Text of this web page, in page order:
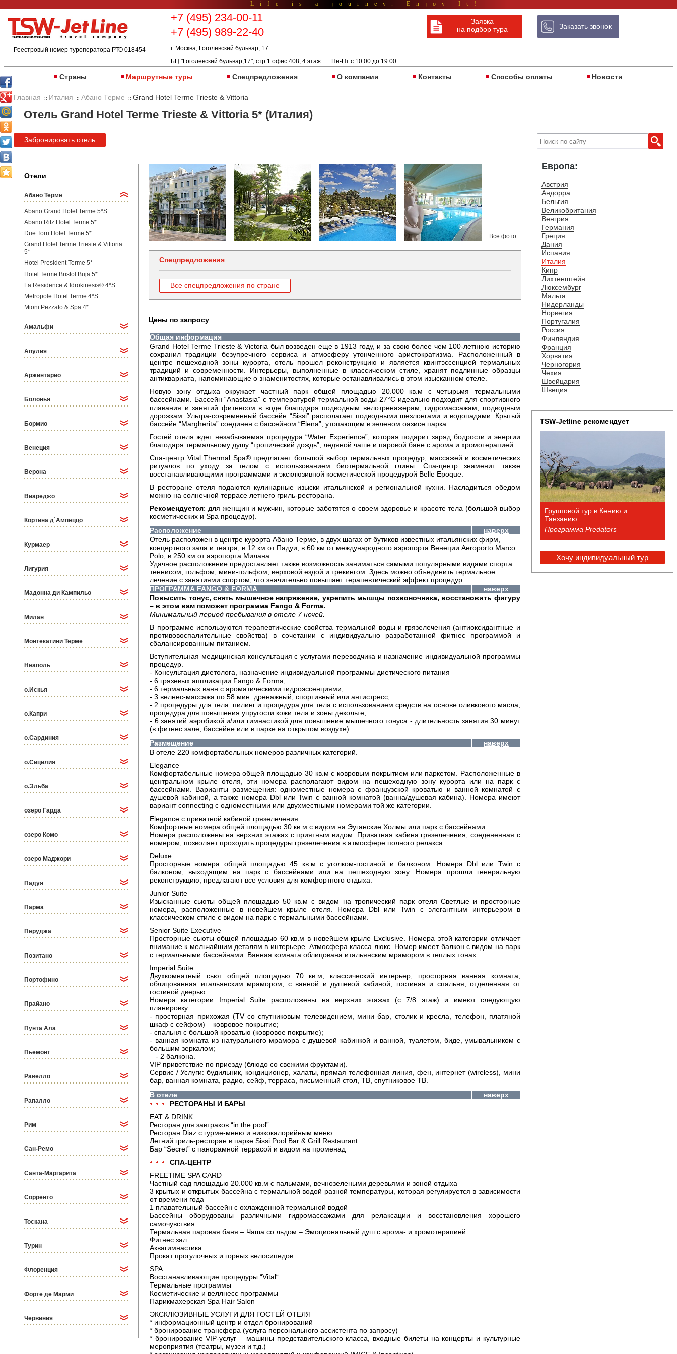
Life is a journey. Enjoy It!
Реестровый номер туроператора РТО 018454
+7 (495) 234-00-11
+7 (495) 989-22-40
г. Москва, Гоголевский бульвар, 17
БЦ "Гоголевский бульвар,17", стр.1 офис 408, 4 этаж Пн-Пт с 10:00 до 19:00
Заявка
на подбор тура
Заказать звонок
Страны Маршрутные туры Спецпредложения О компании Контакты Способы оплаты Новости
Главная :: Италия :: Абано Терме :: Grand Hotel Terme Trieste & Vittoria
Отель Grand Hotel Terme Trieste & Vittoria 5* (Италия)
Забронировать отель
Отели
Абано Терме
Abano Grand Hotel Terme 5*S
Abano Ritz Hotel Terme 5*
Due Torri Hotel Terme 5*
Grand Hotel Terme Trieste & Vittoria
5*
Hotel President Terme 5*
Hotel Terme Bristol Buja 5*
La Residence & Idrokinesis® 4*S
Metropole Hotel Terme 4*S
Mioni Pezzato & Spa 4*
Амальфи
Апулия
Аржинтарио
Болонья
Бормио
Венеция
Верона
Виареджо
Кортина д`Ампеццо
Курмаер
Лигурия
Мадонна ди Кампильо
Милан
Монтекатини Терме
Неаполь
о.Искья
о.Капри
о.Сардиния
о.Сицилия
о.Эльба
озеро Гарда
озеро Комо
озеро Маджори
Падуя
Парма
Перуджа
Позитано
Портофино
Прайано
Пунта Ала
Пьемонт
Равелло
Рапалло
Рим
Сан-Ремо
Санта-Маргарита
Сорренто
Тоскана
Турин
Флоренция
Форте де Марми
Червиния
Все фото
Спецпредложения
Все спецпредложения по стране
Цены по запросу
Общая информация
Grand Hotel Terme Trieste & Victoria был возведен еще в 1913 году, и за свою более чем 100-летнюю историю
сохранил традиции безупречного сервиса и атмосферу утонченного аристократизма. Расположенный в
центре пешеходной зоны курорта, отель прошел реконструкцию и является квинтэссенцией термальных
традиций и современности. Интерьеры, выполненные в классическом стиле, хранят подлинные образцы
антиквариата, напоминающие о знаменитостях, которые останавливались в этом изысканном отеле.
Новую зону отдыха окружает частный парк общей площадью 20.000 кв.м с четырьмя термальными
бассейнами. Бассейн “Anastasia” с температурой термальной воды 27°C идеально подходит для спортивного
плавания и занятий фитнесом в воде благодаря подводным велотренажерам, гидромассажам, подводным
дорожкам. Ультра-современный бассейн “Sissi” располагает подводными шезлонгами и водопадами. Крытый
бассейн “Margherita” соединен с бассейном “Elena”, утопающим в зеленом оазисе парка.
Гостей отеля ждет незабываемая процедура “Water Experience”, которая подарит заряд бодрости и энергии
благодаря термальному душу “тропический дождь”, ледяной чаше и паровой бане с арома и хромотерапией.
Спа-центр Vital Thermal Spa® предлагает большой выбор термальных процедур, массажей и косметических
ритуалов по уходу за телом с использованием биотермальной глины. Спа-центр знаменит также
восстанавливающими программами и эксклюзивной косметической процедурой Belle Epoque.
В ресторане отеля подаются кулинарные изыски итальянской и региональной кухни. Насладиться обедом
можно на солнечной террасе летнего гриль-ресторана.
Рекомендуется: для женщин и мужчин, которые заботятся о своем здоровье и красоте тела (большой выбор
косметических и Spa процедур).
Расположение
наверх
Отель расположен в центре курорта Абано Терме, в двух шагах от бутиков известных итальянских фирм,
концертного зала и театра, в 12 км от Падуи, в 60 км от международного аэропорта Венеции Aeroporto Marco
Polo, в 250 км от аэропорта Милана.
Удачное расположение предоставляет также возможность заниматься самыми популярными видами спорта:
теннисом, гольфом, мини-гольфом, верховой ездой и трекингом. Здесь можно объединить термальное
лечение с занятиями спортом, что значительно повышает терапевтический эффект процедур.
ПРОГРАММА FANGO & FORMA
наверх
Повысить тонус, снять мышечное напряжение, укрепить мышцы позвоночника, восстановить фигуру
– в этом вам поможет программа Fango & Forma.
Минимальный период пребывания в отеле 7 ночей.
В программе используются терапевтические свойства термальной воды и грязелечения (антиоксидантные и
противовоспалительные свойства) в сочетании с индивидуально разработанной фитнес программой и
сбалансированным питанием.
Вступительная медицинская консультация с услугами переводчика и назначение индивидуальной программы
процедур.
- Консультация диетолога, назначение индивидуальной программы диетического питания
- 6 грязевых аппликации Fango & Forma;
- 6 термальных ванн с ароматическими гидроэссенциями;
- 3 велнес-массажа по 58 мин: дренажный, спортивный или антистресс;
- 2 процедуры для тела: пилинг и процедура для тела с использованием средств на основе оливкового масла;
процедура для повышения упругости кожи тела и зоны декольте;
- 6 занятий аэробикой и/или гимнастикой для повышение мышечного тонуса - длительность занятия 30 минут
(в фитнес зале, бассейне или в парке на открытом воздухе).
Размещение
наверх
В отеле 220 комфортабельных номеров различных категорий.
Elegance
Комфортабельные номера общей площадью 30 кв.м с ковровым покрытием или паркетом. Расположенные в
центральном крыле отеля, эти номера располагают видом на пешеходную зону курорта или на парк с
бассейнами. Варианты размещения: одноместные номера с французской кроватью и ванной комнатой с
душевой кабиной, а также номера Dbl или Twin с ванной комнатой (ванна/душевая кабина). Номера имеют
вариант connecting с одноместными или двухместными номерами той же категории.
Elegance с приватной кабиной грязелечения
Комфортные номера общей площадью 30 кв.м с видом на Эуганские Холмы или парк с бассейнами.
Номера расположены на верхних этажах с приятным видом. Приватная кабина грязелечения, соедененная с
номером, позволяет проходить процедуры грязелечения в атмосфере полного релакса.
Deluxe
Просторные номера общей площадью 45 кв.м с уголком-гостиной и балконом. Номера Dbl или Twin с
балконом, выходящим на парк с бассейнами или на пешеходную зону. Номера прошли генеральную
реконструкцию, предлагают все условия для комфортного отдыха.
Junior Suite
Изысканные сьюты общей площадью 50 кв.м с видом на тропический парк отеля Светлые и просторные
номера, расположенные в новейшем крыле отеля. Номера Dbl или Twin с элегантным интерьером в
классическом стиле с видом на парк с термальными бассейнами.
Senior Suite Executive
Просторные сьюты общей площадью 60 кв.м в новейшем крыле Exclusive. Номера этой категории отличает
внимание к мельчайшим деталям в интерьере. Атмосфера класса люкс. Номер имеет балкон с видом на парк
с термальными бассейнами. Ванная комната облицована итальянским мрамором в теплых тонах.
Imperial Suite
Двухкомнатный сьют общей площадью 70 кв.м, классический интерьер, просторная ванная комната,
облицованная итальянским мрамором, с ванной и душевой кабиной; гостиная и спальня, отделенная от
гостиной дверью.
Номера категории Imperial Suite расположены на верхних этажах (с 7/8 этаж) и имеют следующую
планировку:
- просторная прихожая (TV со спутниковым телевидением, мини бар, столик и кресла, телефон, платяной
шкаф с сейфом) – ковровое покрытие;
- спальня с большой кроватью (ковровое покрытие);
- ванная комната из натурального мрамора с душевой кабинкой и ванной, туалетом, биде, умывальником с
большим зеркалом;
- 2 балкона.
VIP приветствие по приезду (блюдо со свежими фруктами).
Сервис / Услуги: будильник, кондиционер, халаты, прямая телефонная линия, фен, интернет (wireless), мини
бар, ванная комната, радио, сейф, терраса, письменный стол, ТВ, спутниковое ТВ.
В отеле
наверх
РЕСТОРАНЫ И БАРЫ
EAT & DRINK
Ресторан для завтраков “in the pool”
Ресторан Diaz с гурме-меню и низкокалорийным меню
Летний гриль-ресторан в парке Sissi Pool Bar & Grill Restaurant
Бар “Secret” с панорамной террасой и видом на променад
СПА-ЦЕНТР
FREETIME SPA CARD
Частный сад площадью 20.000 кв.м с пальмами, вечнозелеными деревьями и зоной отдыха
3 крытых и открытых бассейна с термальной водой разной температуры, которая регулируется в зависимости
от времени года
1 плавательный бассейн с охлажденной термальной водой
Бассейны оборудованы различными гидромассажами для релаксации и восстановления хорошего
самочувствия
Термальная паровая баня – Чаша со льдом – Эмоциональный душ с арома- и хромотерапией
Фитнес зал
Аквагимнастика
Прокат прогулочных и горных велосипедов
SPA
Восстанавливающие процедуры “Vital“
Термальные программы
Косметические и веллнесс программы
Парикмахерская Spa Hair Salon
ЭКСКЛЮЗИВНЫЕ УСЛУГИ ДЛЯ ГОСТЕЙ ОТЕЛЯ
* информационный центр и отдел бронирований
* бронирование трансфера (услуга персонального ассистента по запросу)
* бронирование VIP-услуг – машины представительского класса, входные билеты на концерты и культурные
мероприятия (театры, музеи и т.д.)
Европа:
Австрия
Андорра
Бельгия
Великобритания
Венгрия
Германия
Греция
Дания
Испания
Италия
Кипр
Лихтенштейн
Люксембург
Мальта
Нидерланды
Норвегия
Португалия
Россия
Финляндия
Франция
Хорватия
Черногория
Чехия
Швейцария
Швеция
TSW-Jetline рекомендует
Групповой тур в Кению и
Танзанию
Программа Predators
Хочу индивидуальный тур